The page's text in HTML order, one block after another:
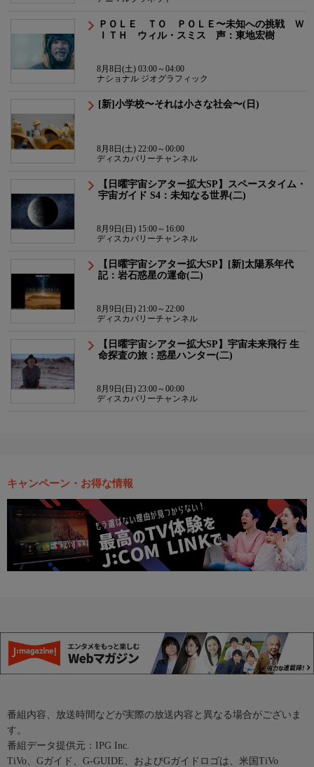
ＰＯＬＥ ＴＯ ＰＯＬＥ〜未知への挑戦 Ｗ
ＩＴＨ ウィル・スミス 声：東地宏樹
8月8日(土) 03:00～04:00
ナショナル ジオグラフィック
[新]小学校〜それは小さな社会〜(日)
8月8日(土) 22:00～00:00
ディスカバリーチャンネル
【日曜宇宙シアター拡大SP】スペースタイム・
宇宙ガイド S4：未知なる世界(二)
8月9日(日) 15:00～16:00
ディスカバリーチャンネル
【日曜宇宙シアター拡大SP】[新]太陽系年代
記：岩石惑星の運命(二)
8月9日(日) 21:00～22:00
ディスカバリーチャンネル
【日曜宇宙シアター拡大SP】宇宙未来飛行 生
命探査の旅：惑星ハンター(二)
8月9日(日) 23:00～00:00
ディスカバリーチャンネル
キャンペーン・お得な情報
番組内容、放送時間などが実際の放送内容と異なる場合がございま
す。
番組データ提供元：IPG Inc.
TiVo、Gガイド、G-GUIDE、およびGガイドロゴは、米国TiVo